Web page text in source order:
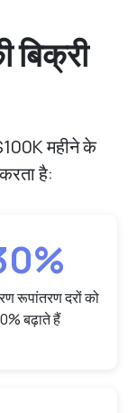
बिक्री
महीने के
है:
रूपांतरण दरों को
बढ़ाते हैं